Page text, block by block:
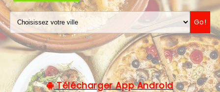
MENTIONS LÉGALES
Go!
Télécharger App Android